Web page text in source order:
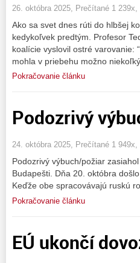
26. októbra 2025, Prečítané 1 239x,
Ako sa svet dnes rúti do hlbšej
kedykoľvek predtým. Profesor
koalície vyslovil ostré varovanie:
mohla v priebehu možno
Pokračovanie článku
Podozrivý
24. októbra 2025, Prečítané 1 949x,
Podozrivý výbuch/požiar
Budapešti. Dňa 20. októbra
Keďže obe spracovávajú ruskú
Pokračovanie článku
EÚ ukončí